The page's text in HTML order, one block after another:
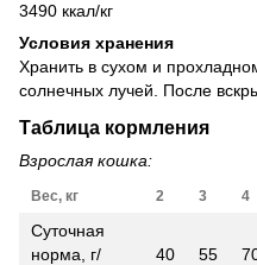
3490 ккал/кг
Условия хранения
Хранить в сухом и
солнечных лучей. После
Таблица кормления
Взрослая кошка:
Вес, кг 2 3 4
Суточная
норма, г/
40 55